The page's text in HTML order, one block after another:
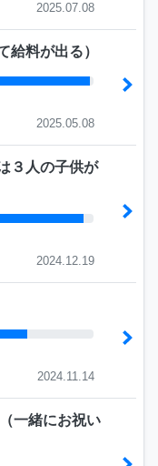
2025.07.08
給料が出る）
2025.05.08
３人の子供が
2024.12.19
2024.11.14
（一緒にお祝い